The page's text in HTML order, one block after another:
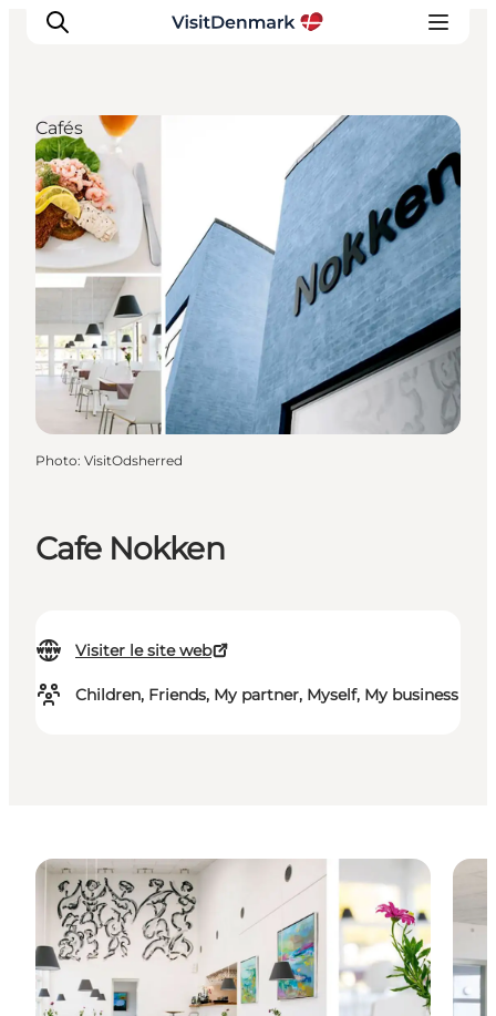
Inspirations
Destinations
Quoi faire
Hébergements
Planifiez votre voyage
Cafe Nokken
Visiter le site web
Children, Friends, My partner, Myself, My business
Cafés
Photo: VisitOdsherred